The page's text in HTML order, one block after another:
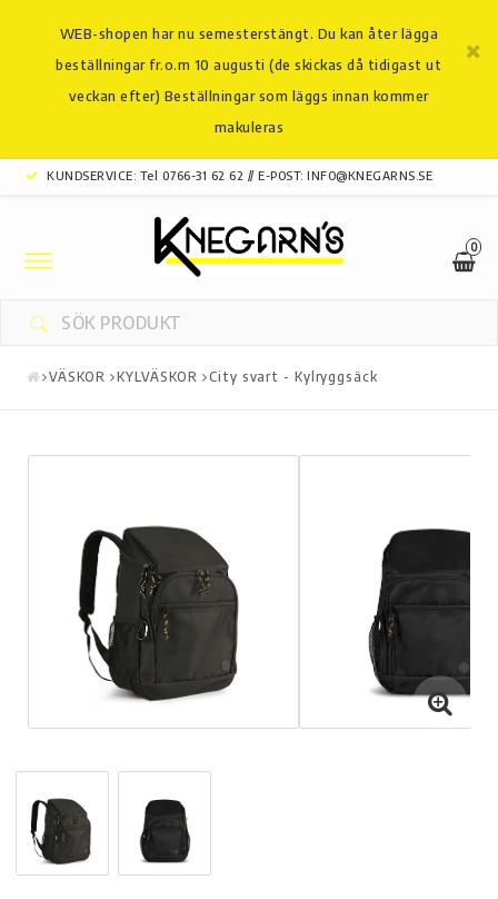
WEB-shopen har nu semesterstängt. Du kan åter lägga
beställningar fr.o.m 10 augusti (de skickas då tidigast ut
veckan efter) Beställningar som läggs innan kommer
makuleras
KUNDSERVICE: Tel 0766-31 62 62 // E-POST: INFO@KNEGARNS.SE
0
Toggle
navigation
VÄSKOR KYLVÄSKOR City svart - Kylryggsäck